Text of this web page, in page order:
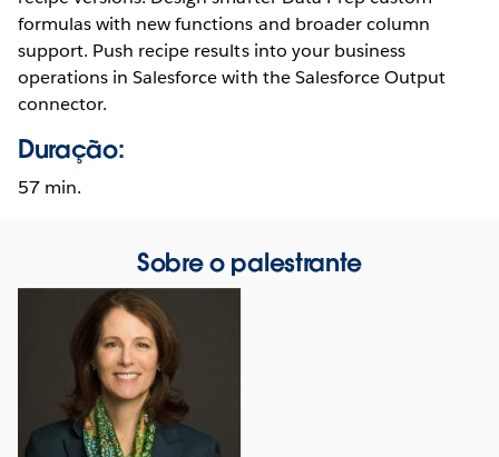
formulas with new functions and broader column
support. Push recipe results into your business
operations in Salesforce with the Salesforce Output
connector.
Duração:
57 min.
Sobre o palestrante